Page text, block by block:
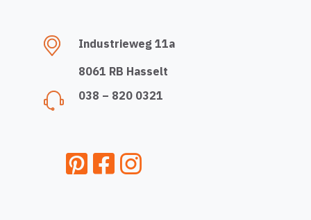
Industrieweg 11a
8061 RB Hasselt
038 – 820 0321